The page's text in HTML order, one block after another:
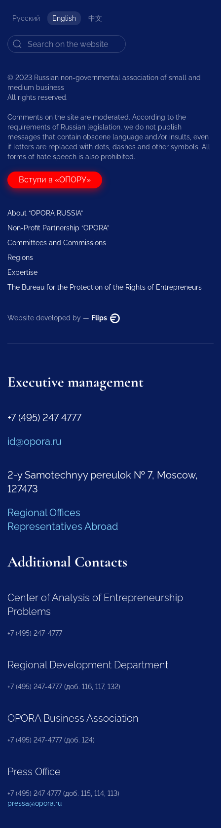
Русский English 中文
© 2023 Russian non-governmental association of small and
medium business
All rights reserved.
Comments on the site are moderated. According to the
requirements of Russian legislation, we do not publish
messages that contain obscene language and/or insults, even
if letters are replaced with dots, dashes and other symbols. All
forms of hate speech is also prohibited.
Вступи в «ОПОРУ»
About “OPORA RUSSIA”
Non-Profit Partnership “OPORA”
Committees and Commissions
Regions
Expertise
The Bureau for the Protection of the Rights of Entrepreneurs
Website developed by — Flips
Executive management
+7 (495) 247 4777
id@opora.ru
2-y Samotechnyy pereulok № 7, Moscow,
127473
Regional Offices
Representatives Abroad
Additional Contacts
Center of Analysis of Entrepreneurship
Problems
+7 (495) 247-4777
Regional Development Department
+7 (495) 247-4777 (доб. 116, 117, 132)
OPORA Business Association
+7 (495) 247-4777 (доб. 124)
Press Office
+7 (495) 247 4777 (доб. 115, 114, 113)
pressa@opora.ru